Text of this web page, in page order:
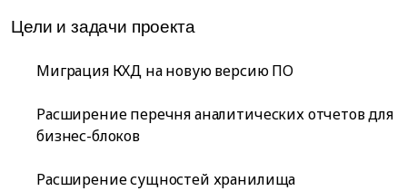
Цели и задачи проекта
Миграция КХД на новую версию ПО
Расширение перечня аналитических отчетов для
бизнес-блоков
Расширение сущностей хранилища